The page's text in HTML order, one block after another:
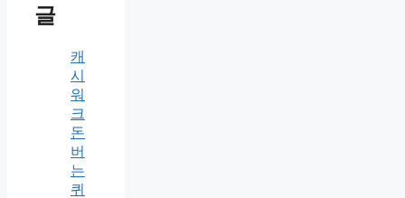
글
캐
시
워
크
돈
버
는
퀴